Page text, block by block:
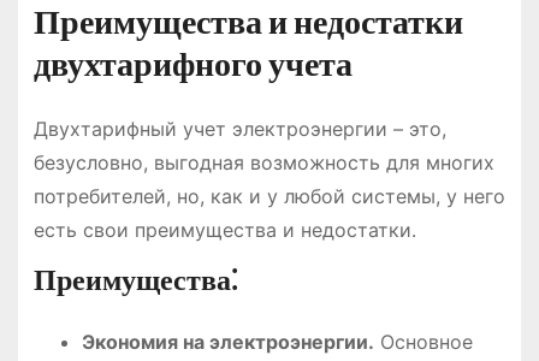
Преимущества и недостатки
двухтарифного учета
Двухтарифный учет электроэнергии – это,
безусловно, выгодная возможность для многих
потребителей, но, как и у любой системы, у него
есть свои преимущества и недостатки․
Преимущества⁚
Экономия на электроэнергии․ Основное